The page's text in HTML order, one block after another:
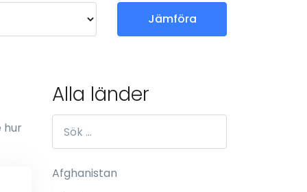
Jämföra
hur
Alla länder
Afghanistan